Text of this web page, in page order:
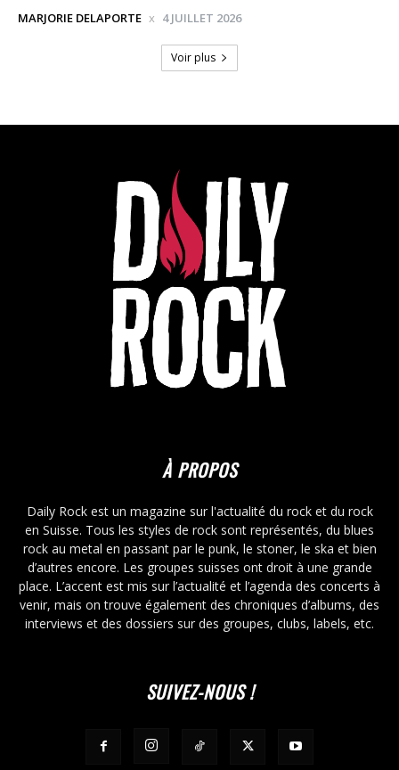
MARJORIE DELAPORTE 4 JUILLET 2026
Voir plus
À PROPOS
Daily Rock est un magazine sur l'actualité du rock et du rock
en Suisse. Tous les styles de rock sont représentés, du blues
rock au metal en passant par le punk, le stoner, le ska et bien
d’autres encore. Les groupes suisses ont droit à une grande
place. L’accent est mis sur l’actualité et l’agenda des concerts à
venir, mais on trouve également des chroniques d’albums, des
interviews et des dossiers sur des groupes, clubs, labels, etc.
SUIVEZ-NOUS !